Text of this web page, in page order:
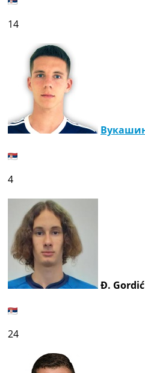
14
4
Đ. Gordić
24